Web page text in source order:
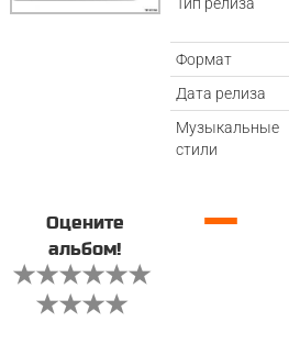
Формат
Дата релиза
Музыкальные
стили
Оцените
альбом!
—